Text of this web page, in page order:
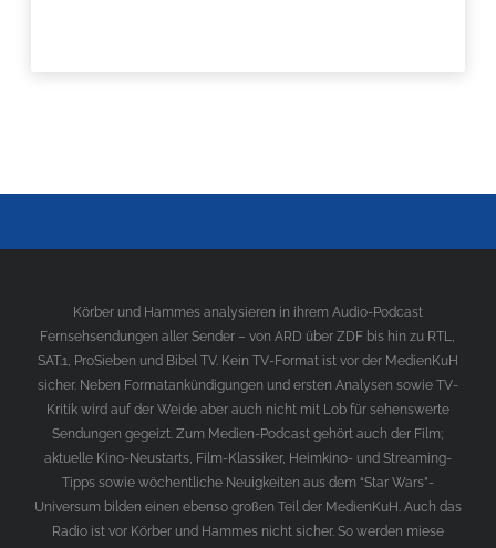
Körber und Hammes analysieren in ihrem Audio-Podcast
Fernsehsendungen aller Sender – von ARD über ZDF bis hin zu RTL,
SAT.1, ProSieben und Bibel TV. Kein TV-Format ist vor der MedienKuH
sicher. Neben Formatankündigungen und ersten Analysen sowie TV-
Kritik wird auf der Weide aber auch nicht mit Lob für sehenswerte
Sendungen gegeizt. Zum Medien-Podcast gehört auch der Film;
aktuelle Kino-Neustarts, Film-Klassiker, Heimkino- und Streaming-
Tipps sowie wöchentliche Neuigkeiten aus dem “Star Wars”-
Universum bilden einen ebenso großen Teil der MedienKuH. Auch das
Radio ist vor Körber und Hammes nicht sicher. So werden miese